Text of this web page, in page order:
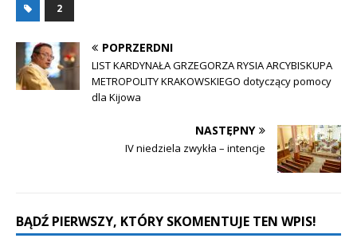
2
POPRZERDNI
LIST KARDYNAŁA GRZEGORZA RYSIA ARCYBISKUPA
METROPOLITY KRAKOWSKIEGO dotyczący pomocy
dla Kijowa
NASTĘPNY
IV niedziela zwykła – intencje
BĄDŹ PIERWSZY, KTÓRY SKOMENTUJE TEN WPIS!